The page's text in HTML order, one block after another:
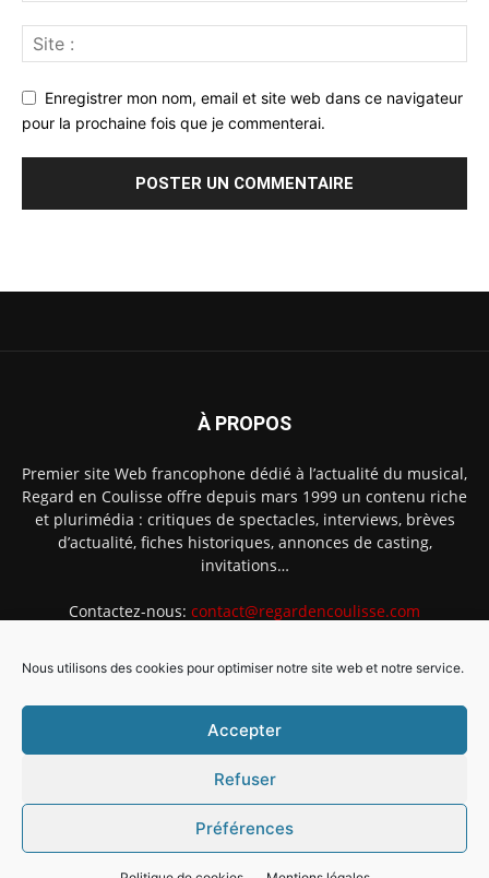
Nous utilisons des cookies pour optimiser notre site web et notre service.
Accepter
Refuser
Préférences
Enregistrer mon nom, email et site web dans ce navigateur
pour la prochaine fois que je commenterai.
À PROPOS
Premier site Web francophone dédié à l’actualité du musical,
Regard en Coulisse offre depuis mars 1999 un contenu riche
et plurimédia : critiques de spectacles, interviews, brèves
d’actualité, fiches historiques, annonces de casting,
invitations…
Contactez-nous: contact@regardencoulisse.com
Intégration Ghislain Fayard
Mentions légales